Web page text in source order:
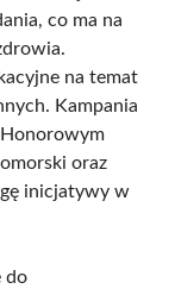
co ma na
na temat
Kampania
Honorowym
oraz
inicjatywy w
do